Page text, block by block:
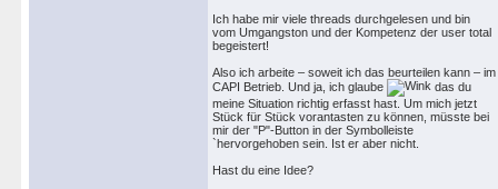
Ich habe mir viele threads durchgelesen und bin
vom Umgangston und der Kompetenz der user total
begeistert!
Also ich arbeite – soweit ich das beurteilen kann – im
CAPI Betrieb. Und ja, ich glaube
das du
meine Situation richtig erfasst hast. Um mich jetzt
Stück für Stück vorantasten zu können, müsste bei
mir der "P"-Button in der Symbolleiste
`hervorgehoben sein. Ist er aber nicht.
Hast du eine Idee?